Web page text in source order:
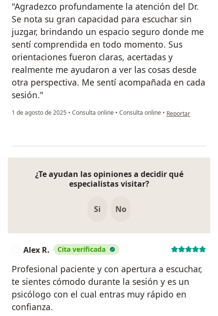
"Agradezco profundamente la atención del Dr.
Se nota su gran capacidad para escuchar sin
juzgar, brindando un espacio seguro donde me
sentí comprendida en todo momento. Sus
orientaciones fueron claras, acertadas y
realmente me ayudaron a ver las cosas desde
otra perspectiva. Me sentí acompañada en cada
sesión."
1 de agosto de 2025 • Consulta online • Consulta online • en opinión del
Reportar
¿Te ayudan las opiniones a decidir qué
especialistas visitar?
Si No
Alex R. Cita verificada
Profesional paciente y con apertura a escuchar,
te sientes cómodo durante la sesión y es un
psicólogo con el cual entras muy rápido en
confianza.